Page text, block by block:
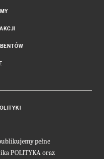
pełne
POLITYKA oraz